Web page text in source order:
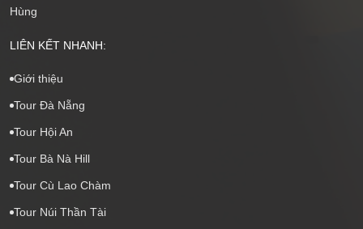
Hùng
LIÊN KẾT NHANH:
Giới thiệu
Tour Đà Nẵng
Tour Hội An
Tour Bà Nà Hill
Tour Cù Lao Chàm
Tour Núi Thần Tài